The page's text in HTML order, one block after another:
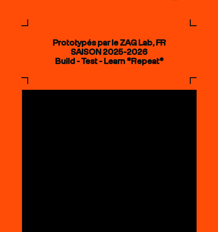
Prototypés par le ZAG Lab, FR
SAISON 2025-2026
Build - Test - Learn *Repeat*